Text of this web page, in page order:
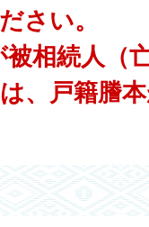
さい。
相続人（
、戸籍謄